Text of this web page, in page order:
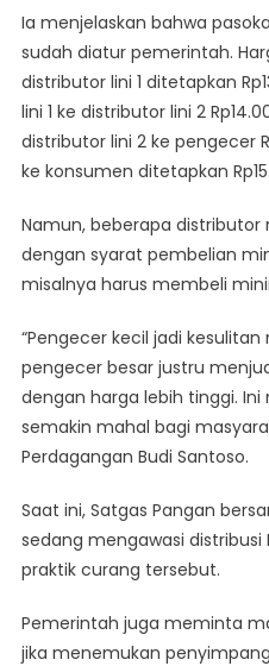
Ia menjelaskan bahwa
sudah diatur pemerintah.
distributor lini 1 ditetapkan
lini 1 ke distributor lini 2
distributor lini 2 ke pengecer
ke konsumen ditetapkan
Namun, beberapa distributor
dengan syarat pembelian
misalnya harus membeli
“Pengecer kecil jadi
pengecer besar justru
dengan harga lebih tinggi.
semakin mahal bagi
Perdagangan Budi Santoso.
Saat ini, Satgas Pangan
sedang mengawasi
praktik curang tersebut.
Pemerintah juga meminta
jika menemukan